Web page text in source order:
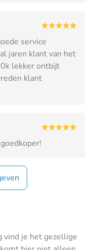
service
jaren klant van het
lekker ontbijt
klant
vind je het gezellige